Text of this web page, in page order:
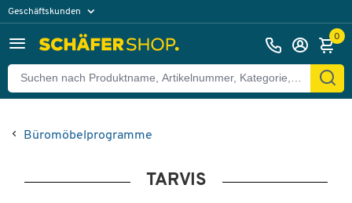
Geschäftskunden
0
Büromöbelprogramme
TARVIS